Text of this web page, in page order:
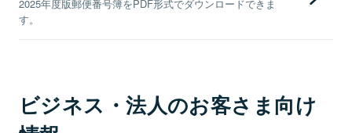
2025年度版郵便番号簿をPDF形式でダウンロードできま
す。
ビジネス・法人のお客さま向け